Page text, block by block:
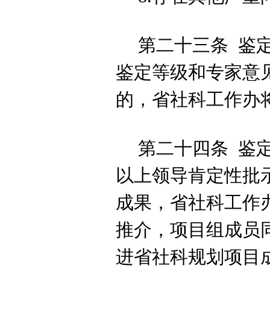
第二十三条 鉴
鉴定等级和专家意
的，省社科工作办
第二十四条 鉴
以上领导肯定性批
成果，省社科工作
推介，项目组成员
进省社科规划项目